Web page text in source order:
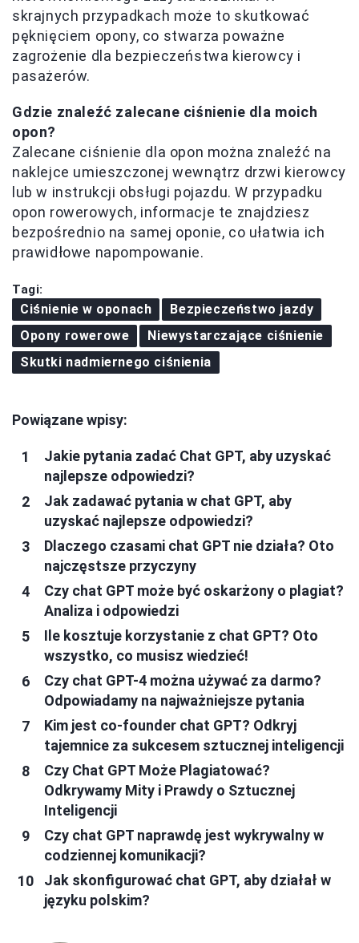
skrajnych przypadkach może to skutkować
pęknięciem opony, co stwarza poważne
zagrożenie dla bezpieczeństwa kierowcy i
pasażerów.
Gdzie znaleźć zalecane ciśnienie dla moich
opon?
Zalecane ciśnienie dla opon można znaleźć na
naklejce umieszczonej wewnątrz drzwi kierowcy
lub w instrukcji obsługi pojazdu. W przypadku
opon rowerowych, informacje te znajdziesz
bezpośrednio na samej oponie, co ułatwia ich
prawidłowe napompowanie.
Tagi:
Ciśnienie w oponach
Bezpieczeństwo jazdy
Opony rowerowe
Niewystarczające ciśnienie
Skutki nadmiernego ciśnienia
Powiązane wpisy:
Jakie pytania zadać Chat GPT, aby uzyskać
najlepsze odpowiedzi?
Jak zadawać pytania w chat GPT, aby
uzyskać najlepsze odpowiedzi?
Dlaczego czasami chat GPT nie działa? Oto
najczęstsze przyczyny
Czy chat GPT może być oskarżony o plagiat?
Analiza i odpowiedzi
Ile kosztuje korzystanie z chat GPT? Oto
wszystko, co musisz wiedzieć!
Czy chat GPT-4 można używać za darmo?
Odpowiadamy na najważniejsze pytania
Kim jest co-founder chat GPT? Odkryj
tajemnice za sukcesem sztucznej inteligencji
Czy Chat GPT Może Plagiatować?
Odkrywamy Mity i Prawdy o Sztucznej
Inteligencji
Czy chat GPT naprawdę jest wykrywalny w
codziennej komunikacji?
Jak skonfigurować chat GPT, aby działał w
języku polskim?